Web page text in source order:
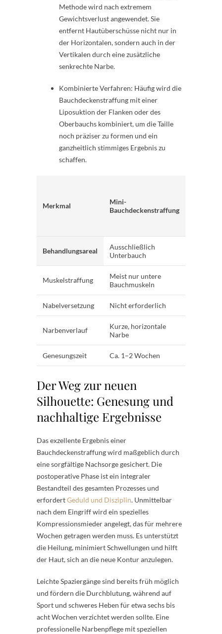
Methode wird nach extremem
Gewichtsverlust angewendet. Sie
entfernt Hautüberschüsse nicht nur in
der Horizontalen, sondern auch in der
Vertikalen durch eine zusätzliche
senkrechte Narbe.
Kombinierte Verfahren: Häufig wird die
Bauchdeckenstraffung mit einer
Liposuktion der Flanken oder des
Oberbauchs kombiniert, um die Taille
noch präziser zu formen und ein
ganzheitlich stimmiges Ergebnis zu
schaffen.
Merkmal
Mini-
Bauchdeckenstraffung
Behandlungsareal
Ausschließlich
Unterbauch
Muskelstraffung
Meist nur untere
Bauchmuskeln
Nabelversetzung Nicht erforderlich
Narbenverlauf
Kurze, horizontale
Narbe
Genesungszeit Ca. 1–2 Wochen
Der Weg zur neuen
Silhouette: Genesung und
nachhaltige Ergebnisse
Das exzellente Ergebnis einer
Bauchdeckenstraffung wird maßgeblich durch
eine sorgfältige Nachsorge gesichert. Die
postoperative Phase ist ein integraler
Bestandteil des gesamten Prozesses und
erfordertGeduld und Disziplin. Unmittelbar
nach dem Eingriff wird ein spezielles
Kompressionsmieder angelegt, das für mehrere
Wochen getragen werden muss. Es unterstützt
die Heilung, minimiert Schwellungen und hilft
der Haut, sich an die neue Kontur anzulegen.
Leichte Spaziergänge sind bereits früh möglich
und fördern die Durchblutung, während auf
Sport und schweres Heben für etwa sechs bis
acht Wochen verzichtet werden sollte. Eine
professionelle Narbenpflege mit speziellen